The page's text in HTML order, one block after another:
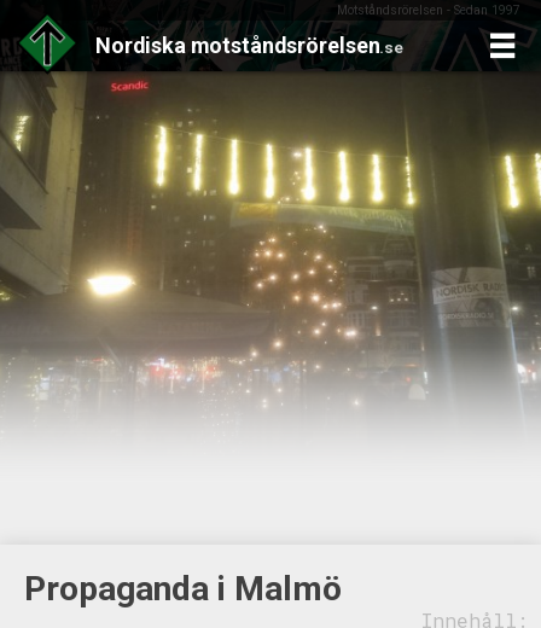
Motståndsrörelsen - Sedan 1997
Nordiska motståndsrörelsen.se
content
Propaganda i Malmö
Innehåll: